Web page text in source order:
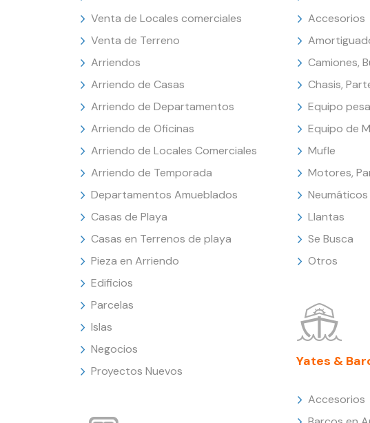
Venta de Locales comerciales
Venta de Terreno
Arriendos
Arriendo de Casas
Arriendo de Departamentos
Arriendo de Oficinas
Arriendo de Locales Comerciales
Arriendo de Temporada
Departamentos Amueblados
Casas de Playa
Casas en Terrenos de playa
Pieza en Arriendo
Edificios
Parcelas
Islas
Negocios
Proyectos Nuevos
Accesorios
Camiones,
Chasis,
Equipo
Equipo de
Mufle
Motores,
Neumáticos
Llantas
Se Busca
Otros
Yates &
Accesorios